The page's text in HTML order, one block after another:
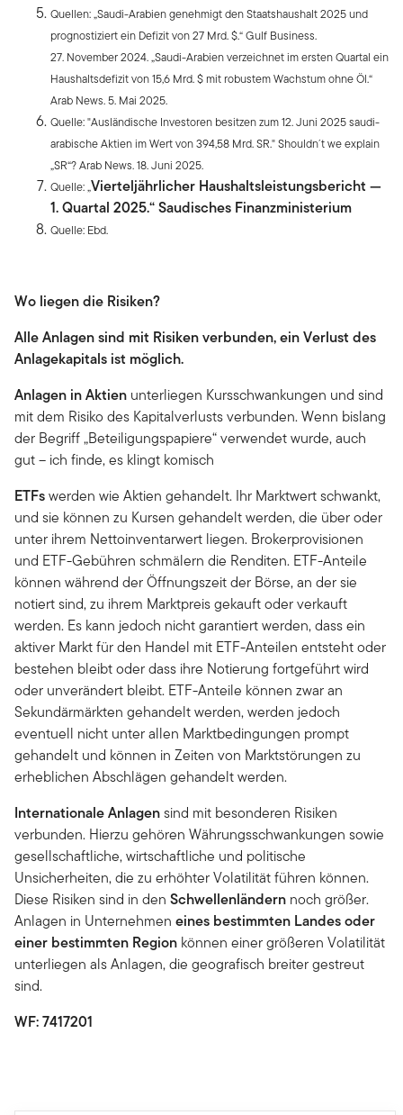
Quellen: „Saudi-Arabien genehmigt den Staatshaushalt 2025 und
prognostiziert ein Defizit von 27 Mrd. $.“ Gulf Business.
27. November 2024. „Saudi-Arabien verzeichnet im ersten Quartal ein
Haushaltsdefizit von 15,6 Mrd. $ mit robustem Wachstum ohne Öl.“
Arab News. 5. Mai 2025.
Quelle: "Ausländische Investoren besitzen zum 12. Juni 2025 saudi-
arabische Aktien im Wert von 394,58 Mrd. SR." Shouldn´t we explain
„SR“? Arab News. 18. Juni 2025.
Quelle: „Vierteljährlicher Haushaltsleistungsbericht —
1. Quartal 2025.“ Saudisches Finanzministerium
Quelle: Ebd.
Wo liegen die Risiken?
Alle Anlagen sind mit Risiken verbunden, ein Verlust des
Anlagekapitals ist möglich.
Anlagen in Aktien unterliegen Kursschwankungen und sind
mit dem Risiko des Kapitalverlusts verbunden. Wenn bislang
der Begriff „Beteiligungspapiere“ verwendet wurde, auch
gut – ich finde, es klingt komisch
ETFswerden wie Aktien gehandelt. Ihr Marktwert schwankt,
und sie können zu Kursen gehandelt werden, die über oder
unter ihrem Nettoinventarwert liegen. Brokerprovisionen
und ETF-Gebühren schmälern die Renditen. ETF-Anteile
können während der Öffnungszeit der Börse, an der sie
notiert sind, zu ihrem Marktpreis gekauft oder verkauft
werden. Es kann jedoch nicht garantiert werden, dass ein
aktiver Markt für den Handel mit ETF-Anteilen entsteht oder
bestehen bleibt oder dass ihre Notierung fortgeführt wird
oder unverändert bleibt. ETF-Anteile können zwar an
Sekundärmärkten gehandelt werden, werden jedoch
eventuell nicht unter allen Marktbedingungen prompt
gehandelt und können in Zeiten von Marktstörungen zu
erheblichen Abschlägen gehandelt werden.
Internationale Anlagensind mit besonderen Risiken
verbunden. Hierzu gehören Währungsschwankungen sowie
gesellschaftliche, wirtschaftliche und politische
Unsicherheiten, die zu erhöhter Volatilität führen können.
Diese Risiken sind in den Schwellenländern noch größer.
Anlagen in Unternehmen eines bestimmten Landes oder
einer bestimmten Region können einer größeren Volatilität
unterliegen als Anlagen, die geografisch breiter gestreut
sind.
WF: 7417201